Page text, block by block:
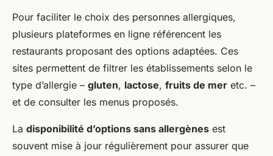
Pour faciliter le choix des personnes allergiques,
plusieurs plateformes en ligne référencent les
restaurants proposant des options adaptées. Ces
sites permettent de filtrer les établissements selon le
type d’allergie – gluten, lactose, fruits de mer etc. –
et de consulter les menus proposés.
La disponibilité d’options sans allergènes est
souvent mise à jour régulièrement pour assurer que